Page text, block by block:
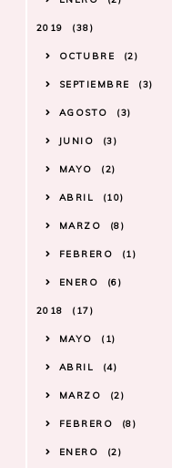
2019 38
OCTUBRE 2
SEPTIEMBRE 3
AGOSTO 3
JUNIO 3
MAYO 2
ABRIL 10
MARZO 8
FEBRERO 1
ENERO 6
2018 17
MAYO 1
ABRIL 4
MARZO 2
FEBRERO 8
ENERO 2